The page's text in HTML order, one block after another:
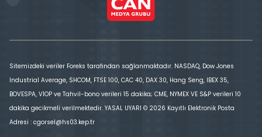
Sitemizdeki veriler Foreks tarafından sağlanmaktadır. NASDAQ, Dow Jones
Industrial Average, SHCOM, FTSE 100, CAC 40, DAX 30, Hang Seng, IBEX 35,
BOVESPA, VİOP ve Tahvil-bono verileri 15 dakika; CME, NYMEX VE S&P verileri 10
dakika gecikmeli verilmektedir. YASAL UYARI © 2026 Kayıtlı Elektronik Posta
Adresi : cgorsel@hs03.kep.tr